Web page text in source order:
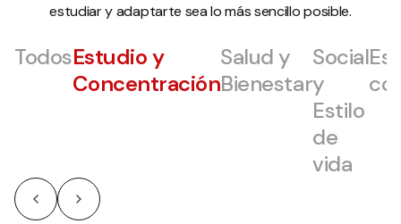
estudiar y adaptarte sea lo más sencillo posible.
TodosEstudio y
Concentración
Salud y
Bienestar
Social
y
Estilo
de
vida